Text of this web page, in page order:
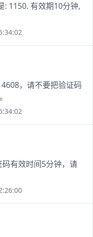
: 1150. 有效期10分钟,
，请不要把验证码
码有效时间5分钟，请